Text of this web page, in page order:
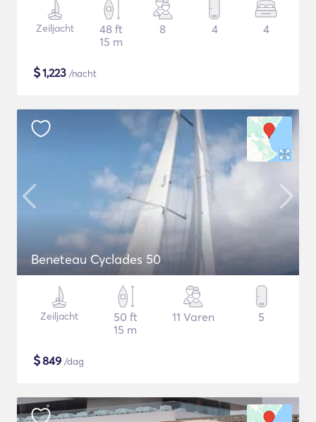
Zeiljacht
48 ft
15 m
8 4 4
$1,223 /nacht
Beneteau Cyclades 50
Zeiljacht
50 ft
15 m
11 Varen 5
$849 /dag